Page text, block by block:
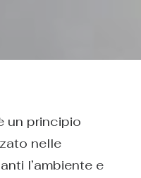
un principio
nelle
l’ambiente e